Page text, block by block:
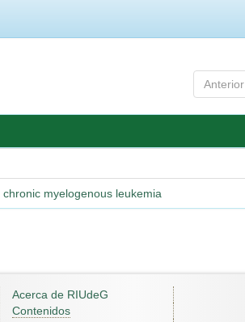
Anterior
myelogenous leukemia
Acerca de RIUdeG
Contenidos